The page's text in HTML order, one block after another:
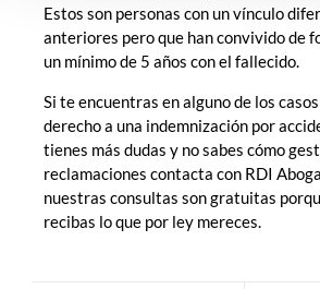
Estos son personas con un vínculo
anteriores pero que han convivido de
un mínimo de 5 años con el fallecido.
Si te encuentras en alguno de los
derecho a una indemnización por
tienes más dudas y no sabes cómo
reclamaciones contacta con RDI
nuestras consultas son gratuitas
recibas lo que por ley mereces.